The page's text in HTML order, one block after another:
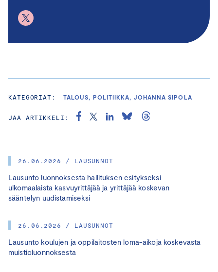
26.06.2026 / LAUSUNNOT
Lausunto luonnoksesta hallituksen esitykseksi
ulkomaalaista kasvuyrittäjää ja yrittäjää koskevan
sääntelyn uudistamiseksi
26.06.2026 / LAUSUNNOT
Lausunto koulujen ja oppilaitosten loma-aikoja koskevasta
muistioluonnoksesta
KATEGORIAT: TALOUS, POLITIIKKA, JOHANNA SIPOLA
JAA ARTIKKELI: